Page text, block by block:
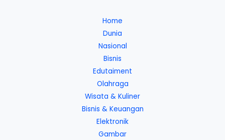
Home
Dunia
Nasional
Bisnis
Edutaiment
Olahraga
Wisata & Kuliner
Bisnis & Keuangan
Elektronik
Gambar